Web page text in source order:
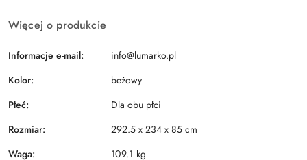
Więcej o produkcie
Informacje e-mail:
info@lumarko.pl
Kolor:
beżowy
Płeć:
Dla obu płci
Rozmiar:
292.5 x 234 x 85 cm
Waga:
109.1 kg